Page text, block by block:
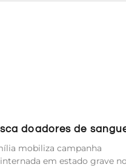
doadores de
mobiliza campanha
em estado grave no